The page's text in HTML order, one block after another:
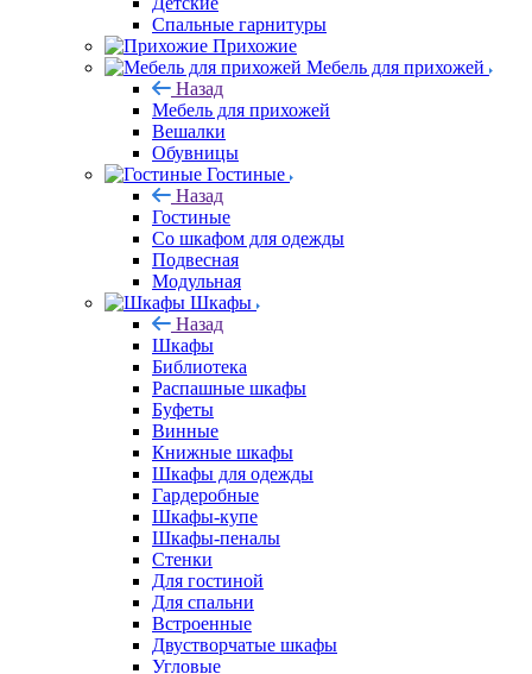
Спальные гарнитуры
Прихожие
Мебель для прихожей
Назад
Мебель для прихожей
Вешалки
Обувницы
Гостиные
Назад
Гостиные
Со шкафом для одежды
Подвесная
Модульная
Шкафы
Назад
Шкафы
Библиотека
Распашные шкафы
Буфеты
Винные
Книжные шкафы
Шкафы для одежды
Гардеробные
Шкафы-купе
Шкафы-пеналы
Стенки
Для гостиной
Для спальни
Встроенные
Двустворчатые шкафы
Угловые